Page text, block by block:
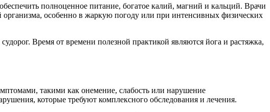
полноценное питание, богатое калий, магний и кальций. Врачи
особенно в жаркую погоду или при интенсивных физических
Время от времени полезной практикой являются йога и растяжка,
такими как онемение, слабость или нарушение
которые требуют комплексного обследования и лечения.